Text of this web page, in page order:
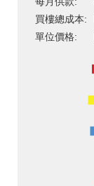
買樓總成本:
單位價格: